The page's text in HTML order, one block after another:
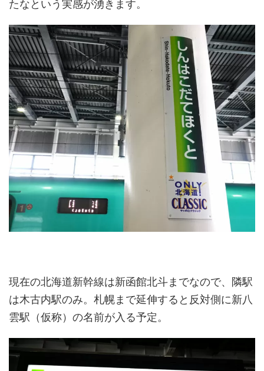
たなという実感が湧きます。
現在の北海道新幹線は新函館北斗までなので、隣駅
は木古内駅のみ。札幌まで延伸すると反対側に新八
雲駅（仮称）の名前が入る予定。